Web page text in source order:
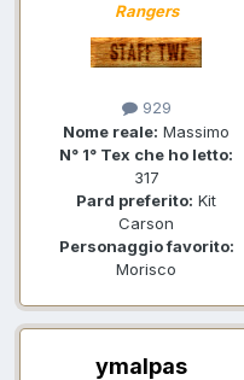
Rangers
929
Nome reale: Massimo
N° 1° Tex che ho letto:
317
Pard preferito: Kit
Carson
Personaggio favorito:
Morisco
ymalpas